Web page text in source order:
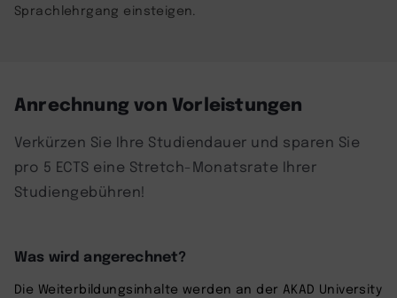
Sprachlehrgang einsteigen.
Anrechnung von Vorleistungen
Verkürzen Sie Ihre Studiendauer und sparen Sie
pro 5 ECTS eine Stretch-Monatsrate Ihrer
Studiengebühren!
Was wird angerechnet?
Die Weiterbildungsinhalte werden an der AKAD University